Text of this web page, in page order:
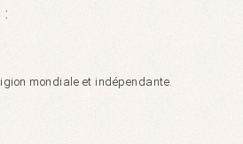
:
mondiale et indépendante.